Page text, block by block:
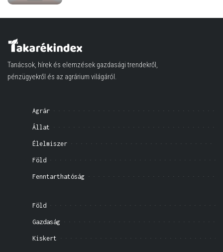
Tanácsok, hírek és elemzések gazdasági trendekről,
pénzügyekről és az agrárium világáról.
Agrár
Állat
Élelmiszer
Föld
Fenntarthatóság
Föld
Gazdaság
Kiskert